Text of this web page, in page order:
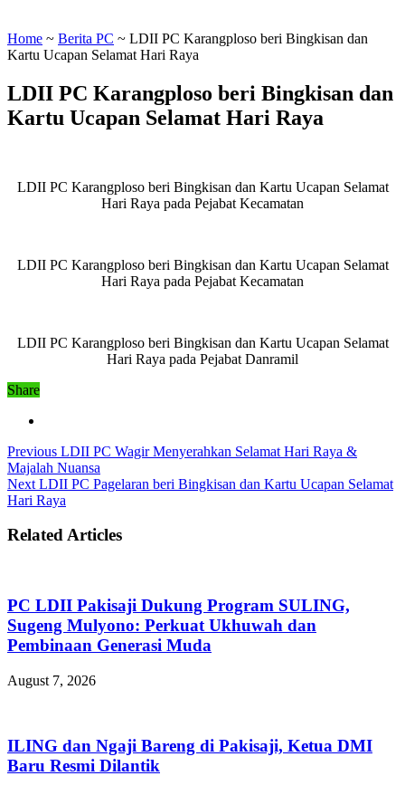
Home ~ Berita PC ~ LDII PC Karangploso beri Bingkisan dan
Kartu Ucapan Selamat Hari Raya
LDII PC Karangploso beri Bingkisan dan
Kartu Ucapan Selamat Hari Raya
LDII PC Karangploso beri Bingkisan dan Kartu Ucapan Selamat
Hari Raya pada Pejabat Kecamatan
LDII PC Karangploso beri Bingkisan dan Kartu Ucapan Selamat
Hari Raya pada Pejabat Kecamatan
LDII PC Karangploso beri Bingkisan dan Kartu Ucapan Selamat
Hari Raya pada Pejabat Danramil
Share
Previous LDII PC Wagir Menyerahkan Selamat Hari Raya &
Majalah Nuansa
Next LDII PC Pagelaran beri Bingkisan dan Kartu Ucapan Selamat
Hari Raya
Related Articles
PC LDII Pakisaji Dukung Program SULING,
Sugeng Mulyono: Perkuat Ukhuwah dan
Pembinaan Generasi Muda
August 7, 2026
ILING dan Ngaji Bareng di Pakisaji, Ketua DMI
Baru Resmi Dilantik